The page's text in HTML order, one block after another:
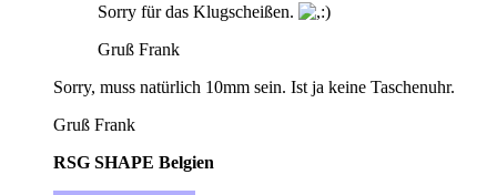
Sorry für das Klugscheißen.
Gruß Frank
Sorry, muss natürlich 10mm sein. Ist ja keine Taschenuhr.
Gruß Frank
RSG SHAPE Belgien